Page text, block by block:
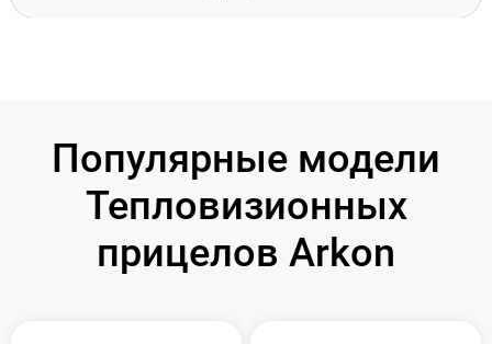
Популярные модели
Тепловизионных
прицелов Arkon